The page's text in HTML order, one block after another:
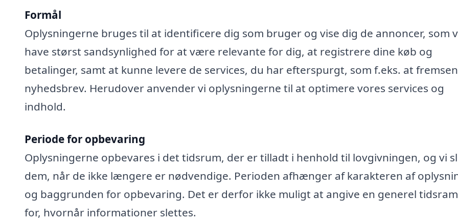
Formål
Oplysningerne bruges til at identificere dig som bruger og vise dig de annoncer, som
have størst sandsynlighed for at være relevante for dig, at registrere dine køb og
betalinger, samt at kunne levere de services, du har efterspurgt, som f.eks. at
nyhedsbrev. Herudover anvender vi oplysningerne til at optimere vores services og
indhold.
Periode for opbevaring
Oplysningerne opbevares i det tidsrum, der er tilladt i henhold til lovgivningen, og vi
dem, når de ikke længere er nødvendige. Perioden afhænger af karakteren af
og baggrunden for opbevaring. Det er derfor ikke muligt at angive en generel
for, hvornår informationer slettes.